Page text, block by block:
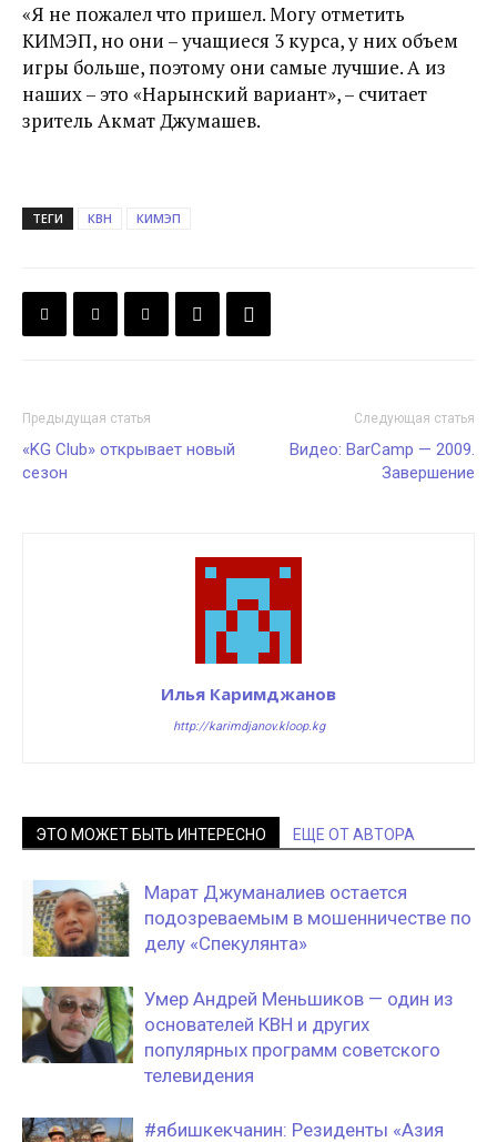
«Я не пожалел что пришел. Могу отметить
КИМЭП, но они – учащиеся 3 курса, у них объем
игры больше, поэтому они самые лучшие. А из
наших – это «Нарынский вариант», – считает
зритель Акмат Джумашев.
ТЕГИ КВН КИМЭП
Предыдущая статья
«KG Club» открывает новый
сезон
Следующая статья
Видео: BarCamp — 2009.
Завершение
Илья Каримджанов
http://karimdjanov.kloop.kg
ЭТО МОЖЕТ БЫТЬ ИНТЕРЕСНО ЕЩЕ ОТ АВТОРА
Марат Джуманалиев остается
подозреваемым в мошенничестве по
делу «Спекулянта»
Умер Андрей Меньшиков — один из
основателей КВН и других
популярных программ советского
телевидения
#ябишкекчанин: Резиденты «Азия